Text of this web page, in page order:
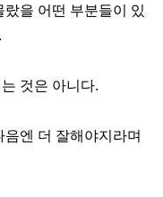
을 어떤 부분들이 있
것은 아니다.
엔 더 잘해야지라며